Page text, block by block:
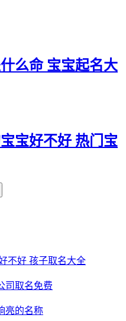
伦
旻
麒
超
郎
鸣
唯
伦
翰
么命 宝宝起名大
宝好不好 热门宝
不好 孩子取名大全
司取名免费
亮的名称